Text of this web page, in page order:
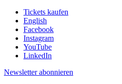
Tickets kaufen
English
Facebook
Instagram
YouTube
LinkedIn
Newsletter abonnieren